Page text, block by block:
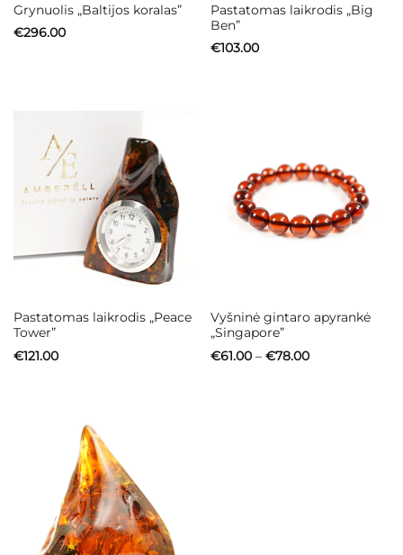
Grynuolis „Baltijos koralas”
€296.00
Pastatomas laikrodis „Big
Ben”
€103.00
Pastatomas laikrodis „Peace
Tower”
€121.00
Vyšninė gintaro apyrankė
„Singapore”
€61.00 – €78.00Price